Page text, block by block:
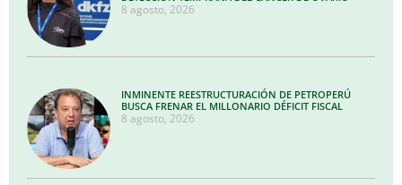
8 agosto, 2026
INMINENTE REESTRUCTURACIÓN DE PETROPERÚ
BUSCA FRENAR EL MILLONARIO DÉFICIT FISCAL
8 agosto, 2026